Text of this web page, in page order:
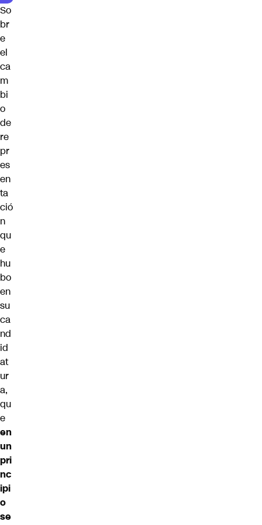
So
br
e
el
ca
m
bi
o
de
re
pr
es
en
ta
ció
n
qu
e
hu
bo
en
su
ca
nd
id
at
ur
a,
qu
e
en
un
pri
nc
ipi
o
se